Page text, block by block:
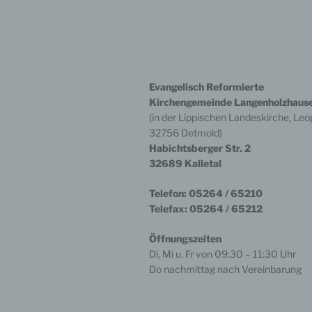
Evangelisch Reformierte
Kirchengemeinde
(in der Lippischen Landeskirche,
32756 Detmold)
Habichtsberger Str. 2
32689 Kalletal
Telefon: 05264 / 65210
Telefax: 05264 / 65212
Öffnungszeiten
Di, Mi u. Fr von 09:30 – 11:30 Uhr
Do nachmittag nach Vereinbarung
BfD
der